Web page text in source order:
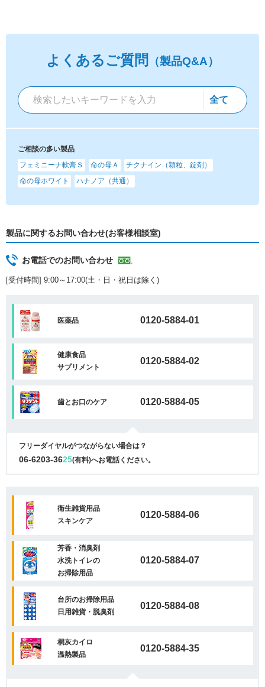
よくあるご質問 （製品Q&A）
ご相談の多い製品
フェミニーナ軟膏Ｓ
命の母Ａ
チクナイン（顆粒、錠剤）
命の母ホワイト
ハナノア（共通）
製品に関するお問い合わせ(お客様相談室)
お電話でのお問い合わせ
[受付時間] 9:00～17:00(土・日・祝日は除く)
医薬品 0120-5884-01
健康食品
サプリメント
0120-5884-02
歯とお口のケア 0120-5884-05
フリーダイヤルがつながらない場合は？
06-6203-3625(有料)へお電話ください。
衛生雑貨用品
スキンケア
0120-5884-06
芳香・消臭剤
水洗トイレの
お掃除用品
0120-5884-07
台所のお掃除用品
日用雑貨・脱臭剤
0120-5884-08
桐灰カイロ
温熱製品
0120-5884-35